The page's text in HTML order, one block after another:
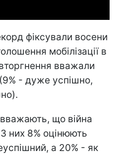
фіксували восени
мобілізації в
вважали
- дуже успішно,
що війна
них 8% оцінюють
а 20% - як